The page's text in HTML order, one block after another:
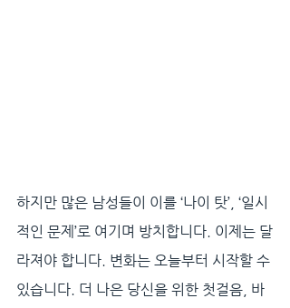
하지만 많은 남성들이 이를 ‘나이 탓’, ‘일시
적인 문제’로 여기며 방치합니다. 이제는 달
라져야 합니다. 변화는 오늘부터 시작할 수
있습니다. 더 나은 당신을 위한 첫걸음, 바